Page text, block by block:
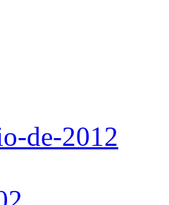
de-2012